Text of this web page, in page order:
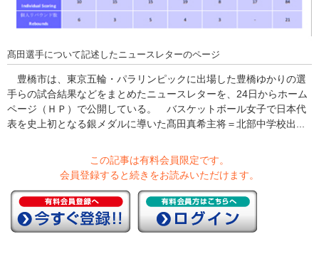
髙田選手について記述したニュースレターのページ
豊橋市は、東京五輪・パラリンピックに出場した豊橋ゆかりの選
手らの試合結果などをまとめたニュースレターを、24日からホーム
ページ（ＨＰ）で公開している。 バスケットボール女子で日本代
表を史上初となる銀メダルに導いた髙田真希主将＝北部中学校出...
この記事は有料会員限定です。
会員登録すると続きをお読みいただけます。